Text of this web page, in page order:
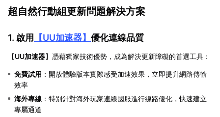
超自然行動組更新問題解決方案
1. 啟用 【UU加速器】 優化連線品質
【UU加速器】憑藉獨家技術優勢，成為解決更新障礙的首選工具：
免費試用 ：開放體驗版本實際感受加速效果，立即提升網路傳輸
效率
海外專線 ：特別針對海外玩家連線國服進行線路優化，快速建立
專屬通道